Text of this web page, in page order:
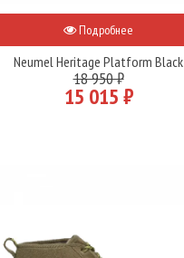
Подробнее
Neumel Heritage Platform Black
18 950 ₽
15 015 ₽